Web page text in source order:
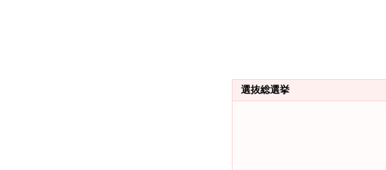
選抜総選挙